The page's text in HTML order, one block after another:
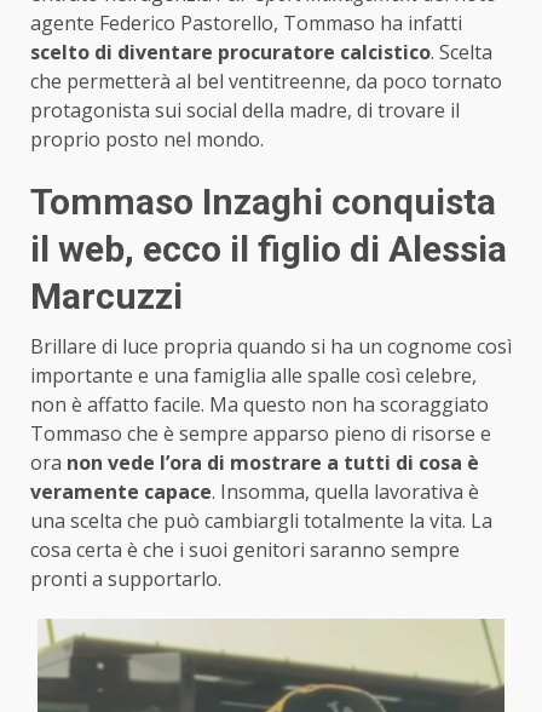
agente Federico Pastorello, Tommaso ha infatti
scelto di diventare procuratore calcistico. Scelta
che permetterà al bel ventitreenne, da poco tornato
protagonista sui social della madre, di trovare il
proprio posto nel mondo.
Tommaso Inzaghi conquista
il web, ecco il figlio di Alessia
Marcuzzi
Brillare di luce propria quando si ha un cognome così
importante e una famiglia alle spalle così celebre,
non è affatto facile. Ma questo non ha scoraggiato
Tommaso che è sempre apparso pieno di risorse e
ora non vede l’ora di mostrare a tutti di cosa è
veramente capace. Insomma, quella lavorativa è
una scelta che può cambiargli totalmente la vita. La
cosa certa è che i suoi genitori saranno sempre
pronti a supportarlo.